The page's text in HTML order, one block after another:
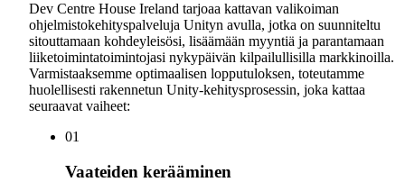
Dev Centre House Ireland tarjoaa kattavan valikoiman
ohjelmistokehityspalveluja Unityn avulla, jotka on suunniteltu
sitouttamaan kohdeyleisösi, lisäämään myyntiä ja parantamaan
liiketoimintatoimintojasi nykypäivän kilpailullisilla markkinoilla.
Varmistaaksemme optimaalisen lopputuloksen, toteutamme
huolellisesti rakennetun Unity-kehitysprosessin, joka kattaa
seuraavat vaiheet:
01
Vaateiden kerääminen